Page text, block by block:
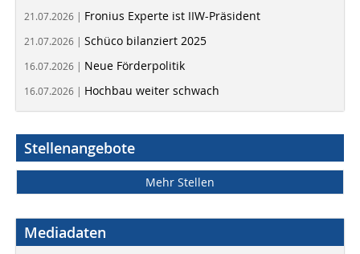
21.07.2026 | Fronius Experte ist IIW-Präsident
21.07.2026 | Schüco bilanziert 2025
16.07.2026 | Neue Förderpolitik
16.07.2026 | Hochbau weiter schwach
Stellenangebote
Mehr Stellen
Mediadaten